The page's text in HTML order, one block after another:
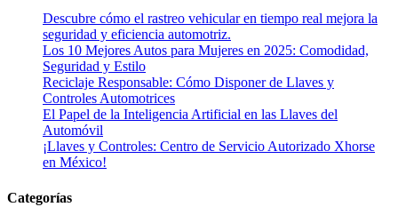
Descubre cómo el rastreo vehicular en tiempo real mejora la
seguridad y eficiencia automotriz.
Los 10 Mejores Autos para Mujeres en 2025: Comodidad,
Seguridad y Estilo
Reciclaje Responsable: Cómo Disponer de Llaves y
Controles Automotrices
El Papel de la Inteligencia Artificial en las Llaves del
Automóvil
¡Llaves y Controles: Centro de Servicio Autorizado Xhorse
en México!
Categorías